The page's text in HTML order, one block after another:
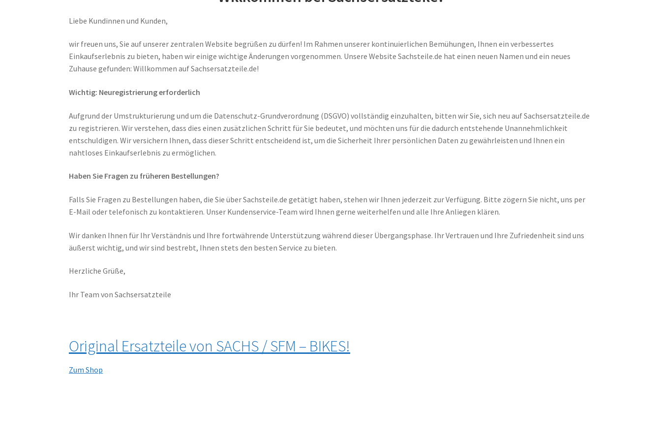
Liebe Kundinnen und Kunden,
wir freuen uns, Sie auf unserer zentralen Website begrüßen zu dürfen! Im Rahmen unserer kontinuierlichen Bemühungen, Ihnen ein verbessertes
Einkaufserlebnis zu bieten, haben wir einige wichtige Änderungen vorgenommen. Unsere Website Sachsteile.de hat einen neuen Namen und ein neues
Zuhause gefunden: Willkommen auf Sachsersatzteile.de!
Wichtig: Neuregistrierung erforderlich
Aufgrund der Umstrukturierung und um die Datenschutz-Grundverordnung (DSGVO) vollständig einzuhalten, bitten wir Sie, sich neu auf Sachsersatzteile.de
zu registrieren. Wir verstehen, dass dies einen zusätzlichen Schritt für Sie bedeutet, und möchten uns für die dadurch entstehende Unannehmlichkeit
entschuldigen. Wir versichern Ihnen, dass dieser Schritt entscheidend ist, um die Sicherheit Ihrer persönlichen Daten zu gewährleisten und Ihnen ein
nahtloses Einkaufserlebnis zu ermöglichen.
Haben Sie Fragen zu früheren Bestellungen?
Falls Sie Fragen zu Bestellungen haben, die Sie über Sachsteile.de getätigt haben, stehen wir Ihnen jederzeit zur Verfügung. Bitte zögern Sie nicht, uns per
E-Mail oder telefonisch zu kontaktieren. Unser Kundenservice-Team wird Ihnen gerne weiterhelfen und alle Ihre Anliegen klären.
Wir danken Ihnen für Ihr Verständnis und Ihre fortwährende Unterstützung während dieser Übergangsphase. Ihr Vertrauen und Ihre Zufriedenheit sind uns
äußerst wichtig, und wir sind bestrebt, Ihnen stets den besten Service zu bieten.
Herzliche Grüße,
Ihr Team von Sachsersatzteile
Original Ersatzteile von SACHS / SFM – BIKES!
Zum Shop